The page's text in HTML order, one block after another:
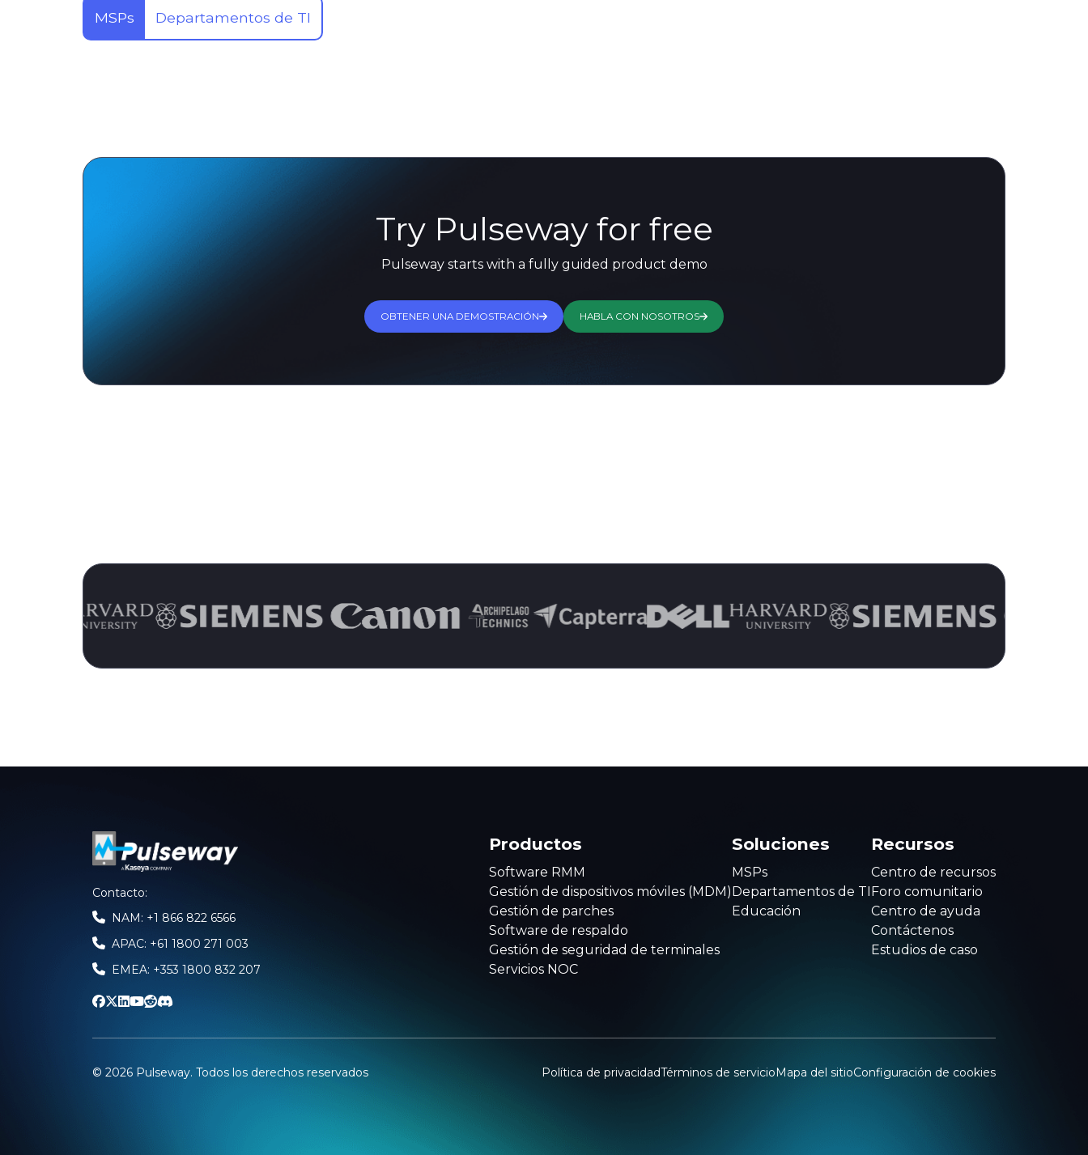
MSPs Departamentos de TI
Try Pulseway for free
Pulseway starts with a fully guided product demo
OBTENER UNA DEMOSTRACIÓN HABLA CON NOSOTROS
Contacto:
NAM: +1 866 822 6566
APAC: +61 1800 271 003
EMEA: +353 1800 832 207
Productos
Software RMM
Gestión de dispositivos móviles (MDM)
Gestión de parches
Software de respaldo
Gestión de seguridad de terminales
Servicios NOC
Soluciones
MSPs
Departamentos de TI
Educación
Recursos
Centro de recursos
Foro comunitario
Centro de ayuda
Contáctenos
Estudios de caso
© 2026 Pulseway. Todos los derechos reservados Política de privacidadTérminos de servicioMapa del sitioConfiguración de cookies